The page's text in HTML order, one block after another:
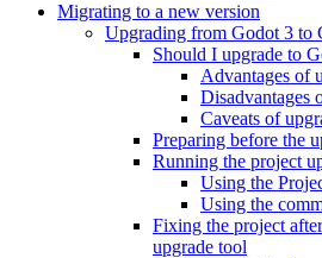
Migrating to a new version
Upgrading from Godot 3 to
Should I upgrade to
Advantages of
Disadvantages
Caveats of
Preparing before the
Running the project
Using the
Using the
Fixing the project
upgrade tool